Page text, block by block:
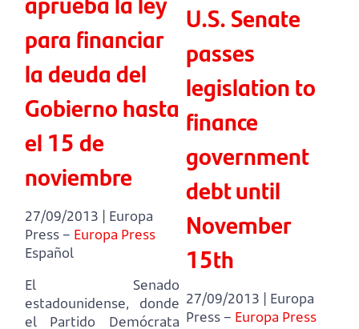
para financiar
la deuda del
Gobierno hasta
el 15 de
noviembre
27/09/2013 | Europa
Press – Europa Press
Español
El Senado
estadounidense, donde
el Partido Demócrata
U.S. Senate
passes
legislation to
finance
government
debt until
November
15th
27/09/2013 | Europa
Press – Europa Press